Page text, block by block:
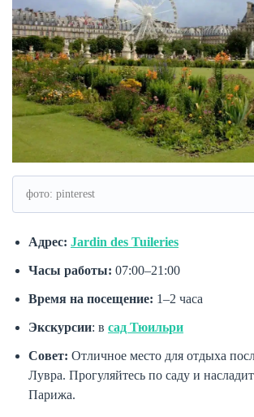
фото: pinterest
Адрес: Jardin des Tuileries
Часы работы: 07:00–21:00
Время на посещение: 1–2 часа
Экскурсии: в сад Тюильри
Совет: Отличное место для отдыха
Лувра. Прогуляйтесь по саду и
Парижа.